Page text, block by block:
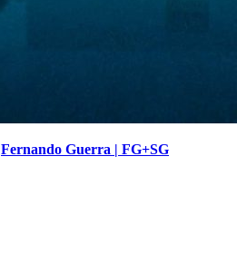
Fernando Guerra | FG+SG